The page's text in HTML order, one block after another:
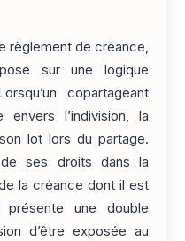
règlement de créance,
sur une logique
copartageant
l’indivision, la
lot lors du partage.
ses droits dans la
la créance dont il est
présente une double
d’être exposée au